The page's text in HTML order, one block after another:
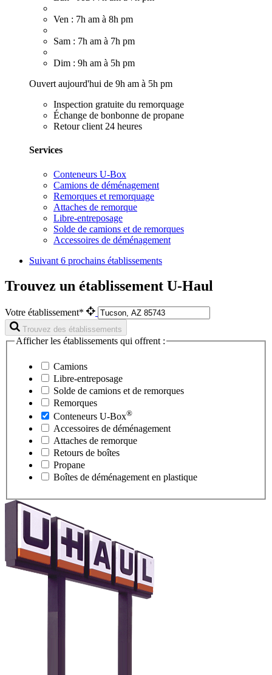
Ven : 7h am à 8h pm
Sam : 7h am à 7h pm
Dim : 9h am à 5h pm
Ouvert aujourd'hui de 9h am à 5h pm
Inspection gratuite du remorquage
Échange de bonbonne de propane
Retour client 24 heures
Services
Conteneurs U-Box
Camions de déménagement
Remorques et remorquage
Attaches de remorque
Libre-entreposage
Solde de camions et de remorques
Accessoires de déménagement
Suivant 6 prochains établissements
Trouvez un établissement U-Haul
Votre établissement*
Trouvez des établissements
Afficher les établissements qui offrent :
Camions
Libre-entreposage
Solde de camions et de remorques
Remorques
Conteneurs U-Box®
Accessoires de déménagement
Attaches de remorque
Retours de boîtes
Propane
Boîtes de déménagement en plastique